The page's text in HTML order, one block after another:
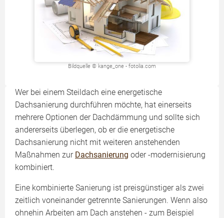
Bildquelle © kange_one - fotolia.com
Wer bei einem Steildach eine energetische
Dachsanierung durchführen möchte, hat einerseits
mehrere Optionen der Dachdämmung und sollte sich
andererseits überlegen, ob er die energetische
Dachsanierung nicht mit weiteren anstehenden
Maßnahmen zur Dachsanierung oder -modernisierung
kombiniert.
Eine kombinierte Sanierung ist preisgünstiger als zwei
zeitlich voneinander getrennte Sanierungen. Wenn also
ohnehin Arbeiten am Dach anstehen - zum Beispiel